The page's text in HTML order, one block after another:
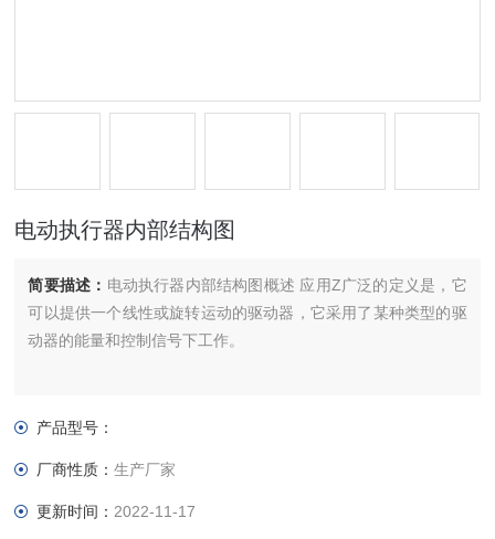
电动执行器内部结构图
简要描述： 电动执行器内部结构图概述 应用Z广泛的定义是，它
可以提供一个线性或旋转运动的驱动器，它采用了某种类型的驱
动器的能量和控制信号下工作。
产品型号：
厂商性质：生产厂家
更新时间： 2022-11-17